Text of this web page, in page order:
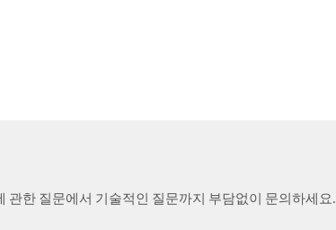
관한 질문에서 기술적인 질문까지 부담없이 문의하세요.